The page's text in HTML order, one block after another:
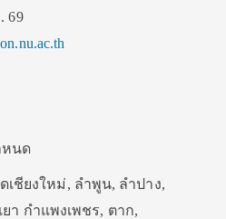
69
หนด
ชียงใหม่, ลำพูน, ลำปาง,
า กำแพงเพชร, ตาก,